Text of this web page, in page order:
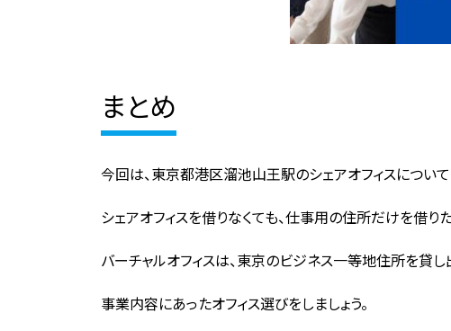
まとめ
今回は、東京都港区溜池山王駅のシェアオフィスについて
シェアオフィスを借りなくても、仕事用の住所だけを借り
バーチャルオフィスは、東京のビジネス一等地住所を貸し
事業内容にあったオフィス選びをしましょう。